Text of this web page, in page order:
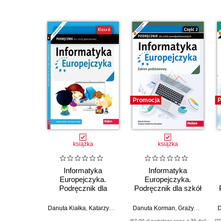
książka
Informatyka
Europejczyka.
Podręcznik dla
Klasa 6 (Wydanie II)
Danuta Kiałka Katarzyna Kiałka
Promocja
książka
Informatyka
Europejczyka.
Podręcznik dla szkół
Zakres podstawowy.
Danuta Korman Grażyna Szabłowicz-Zawadzka